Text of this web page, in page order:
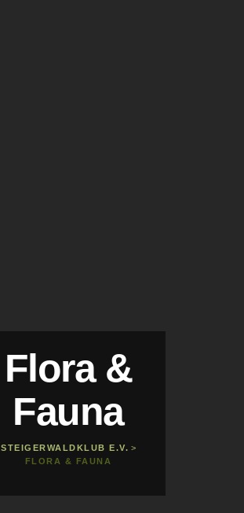
Flora &
Fauna
STEIGERWALDKLUB E.V. >
FLORA & FAUNA